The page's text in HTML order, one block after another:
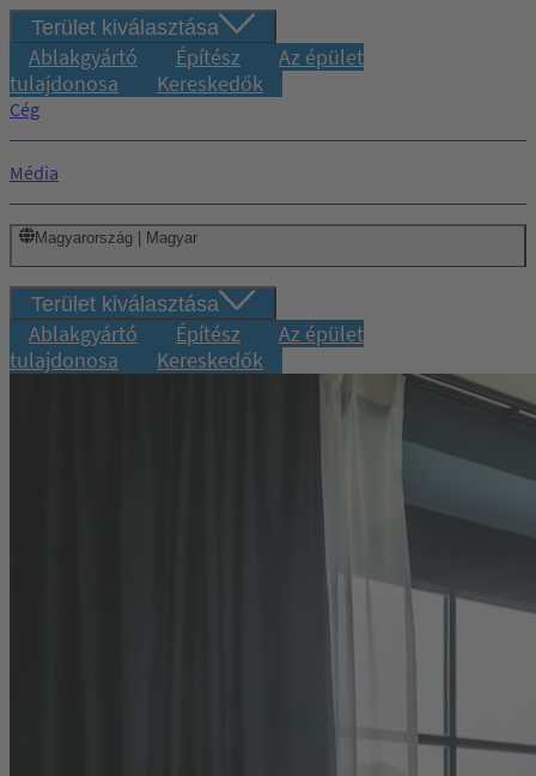
Terület kiválasztása
Ablakgyártó Építész
Az épület
tulajdonosa
Kereskedők
Cég
Média
Magyarország | Magyar
Terület kiválasztása
Ablakgyártó Építész
Az épület
tulajdonosa
Kereskedők